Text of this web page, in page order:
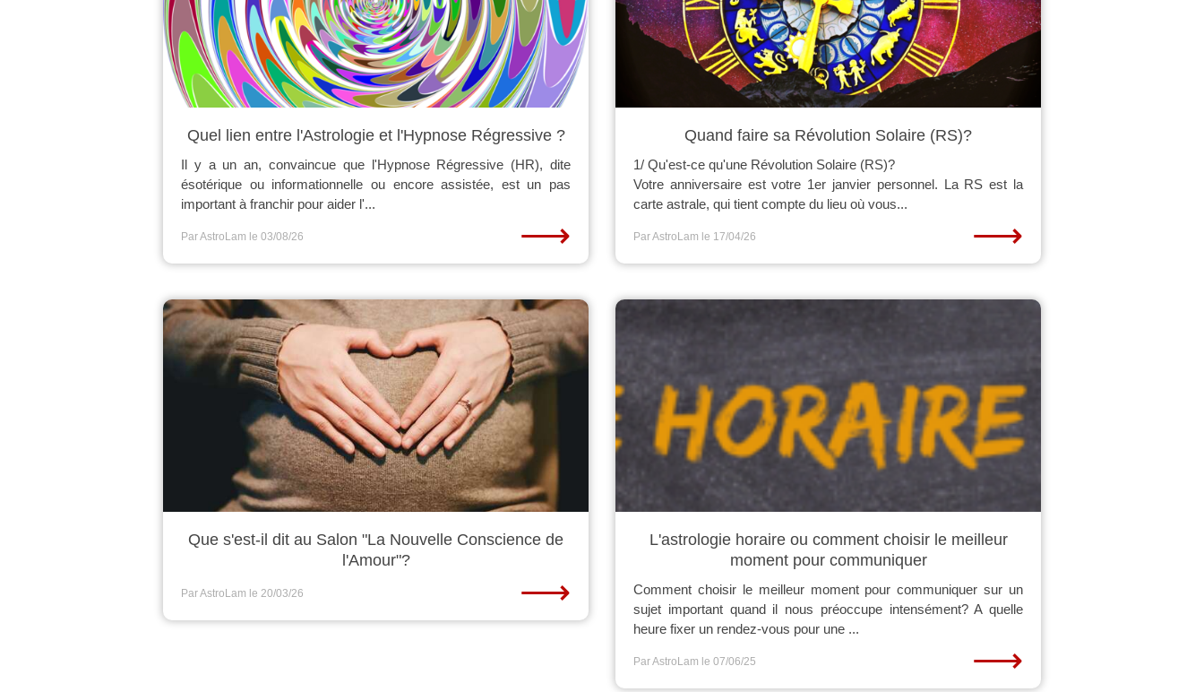
Quel lien entre l'Astrologie et l'Hypnose Régressive ?
Il y a un an, convaincue que l'Hypnose Régressive (HR), dite
ésotérique ou informationnelle ou encore assistée, est un pas
important à franchir pour aider l'...
Par AstroLam le 03/08/26 ⟶
Quand faire sa Révolution Solaire (RS)?
1/ Qu'est-ce qu'une Révolution Solaire (RS)?
Votre anniversaire est votre 1er janvier personnel. La RS est la
carte astrale, qui tient compte du lieu où vous...
Par AstroLam le 17/04/26 ⟶
Que s'est-il dit au Salon "La Nouvelle Conscience de
l'Amour"?
Par AstroLam le 20/03/26 ⟶
L'astrologie horaire ou comment choisir le meilleur
moment pour communiquer
Comment choisir le meilleur moment pour communiquer sur un
sujet important quand il nous préoccupe intensément? A quelle
heure fixer un rendez-vous pour une ...
Par AstroLam le 07/06/25 ⟶